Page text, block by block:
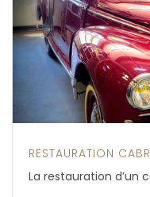
RESTAURATION
La restauration d’un